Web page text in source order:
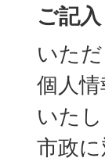
ご記入
いた
個人
いたし
市政